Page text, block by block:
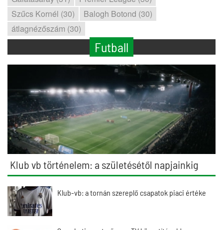
Szűcs Kornél (30)
Balogh Botond (30)
átlagnézőszám (30)
Futball
Klub vb történelem: a születésétől napjainkig
Klub-vb: a tornán szereplő csapatok piaci értéke